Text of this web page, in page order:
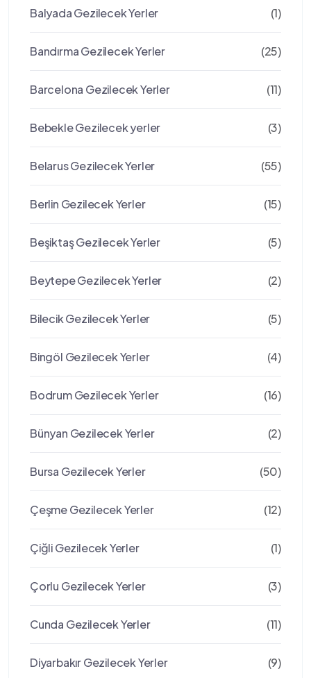
Balyada Gezilecek Yerler (1)
Bandırma Gezilecek Yerler (25)
Barcelona Gezilecek Yerler (11)
Bebekle Gezilecek yerler (3)
Belarus Gezilecek Yerler (55)
Berlin Gezilecek Yerler (15)
Beşiktaş Gezilecek Yerler (5)
Beytepe Gezilecek Yerler (2)
Bilecik Gezilecek Yerler (5)
Bingöl Gezilecek Yerler (4)
Bodrum Gezilecek Yerler (16)
Bünyan Gezilecek Yerler (2)
Bursa Gezilecek Yerler (50)
Çeşme Gezilecek Yerler (12)
Çiğli Gezilecek Yerler (1)
Çorlu Gezilecek Yerler (3)
Cunda Gezilecek Yerler (11)
Diyarbakır Gezilecek Yerler (9)